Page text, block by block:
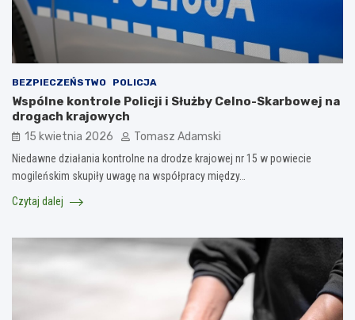
BEZPIECZEŃSTWO POLICJA
Wspólne kontrole Policji i Służby Celno-Skarbowej na
drogach krajowych
15 kwietnia 2026 Tomasz Adamski
Niedawne działania kontrolne na drodze krajowej nr 15 w powiecie
mogileńskim skupiły uwagę na współpracy między…
Czytaj dalej